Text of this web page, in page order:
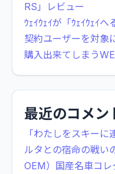
RS」レビュー
ｳｪｲｳｪｲが「ｳｪｲｳｪｲ
契約ユーザーを対象
購入出来てしまう
最近のコメン
「わたしをスキー
ルタとの宿命の戦
OEM）国産名車コ